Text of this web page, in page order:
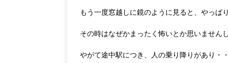
もう一度窓越しに鏡のように見ると、やっぱ
その時はなぜかまったく怖いとか思いません
やがて途中駅につき、人の乗り降りがあり・